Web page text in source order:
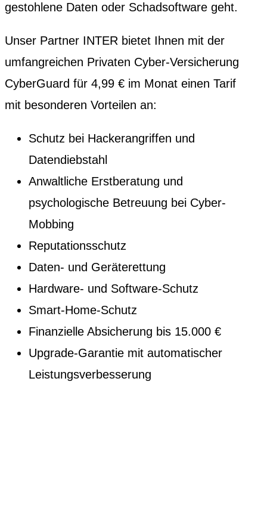
gestohlene Daten oder Schadsoftware geht.
Unser Partner INTER bietet Ihnen mit der
umfangreichen Privaten Cyber-Versicherung
CyberGuard für 4,99 € im Monat einen Tarif
mit besonderen Vorteilen an:
Schutz bei Hackerangriffen und
Datendiebstahl
Anwaltliche Erstberatung und
psychologische Betreuung bei Cyber-
Mobbing
Reputationsschutz
Daten- und Geräterettung
Hardware- und Software-Schutz
Smart-Home-Schutz
Finanzielle Absicherung bis 15.000 €
Upgrade-Garantie mit automatischer
Leistungsverbesserung